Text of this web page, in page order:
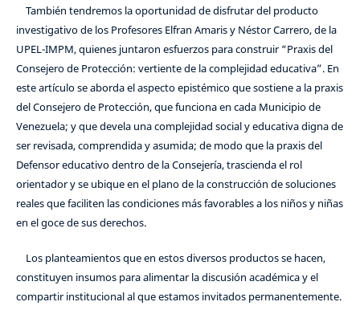
También tendremos la oportunidad de disfrutar del producto
investigativo de los Profesores Elfran Amaris y Néstor Carrero, de la
UPEL-IMPM, quienes juntaron esfuerzos para construir “Praxis del
Consejero de Protección: vertiente de la complejidad educativa”. En
este artículo se aborda el aspecto epistémico que sostiene a la praxis
del Consejero de Protección, que funciona en cada Municipio de
Venezuela; y que devela una complejidad social y educativa digna de
ser revisada, comprendida y asumida; de modo que la praxis del
Defensor educativo dentro de la Consejería, trascienda el rol
orientador y se ubique en el plano de la construcción de soluciones
reales que faciliten las condiciones más favorables a los niños y niñas
en el goce de sus derechos.
Los planteamientos que en estos diversos productos se hacen,
constituyen insumos para alimentar la discusión académica y el
compartir institucional al que estamos invitados permanentemente.